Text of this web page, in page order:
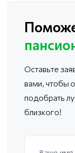
Оставьте
вами, чтобы
подобрать
близкого!